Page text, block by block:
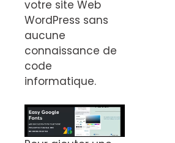
votre site Web
WordPress sans
aucune
connaissance de
code
informatique.